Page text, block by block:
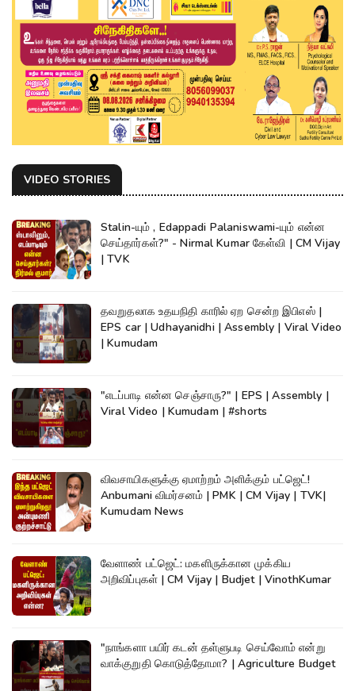
VIDEO STORIES
Stalin-யும் , Edappadi Palaniswami-யும் என்ன
செய்தார்கள்?" - Nirmal Kumar கேள்வி | CM Vijay
| TVK
தவறுதலாக உதயநிதி காரில் ஏற சென்ற இபிஎஸ் |
EPS car | Udhayanidhi | Assembly | Viral Video
| Kumudam
"எடப்பாடி என்ன செஞ்சாரு?" | EPS | Assembly |
Viral Video | Kumudam | #shorts
விவசாயிகளுக்கு ஏமாற்றம் அளிக்கும் பட்ஜெட்!
Anbumani விமர்சனம் | PMK | CM Vijay | TVK|
Kumudam News
வேளாண் பட்ஜெட்: மகளிருக்கான முக்கிய
அறிவிப்புகள் | CM Vijay | Budjet | VinothKumar
"நாங்களா பயிர் கடன் தள்ளுபடி செய்வோம் என்று
வாக்குறுதி கொடுத்தோமா? | Agriculture Budget